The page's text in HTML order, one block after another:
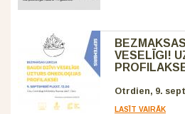
VESELĪGI!
Otrdien, 9.
LASĪT VAIRĀK